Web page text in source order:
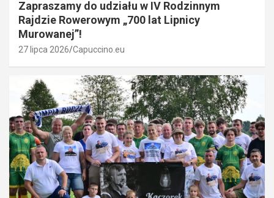
Zapraszamy do udziału w IV Rodzinnym
Rajdzie Rowerowym „700 lat Lipnicy
Murowanej”!
27 lipca 2026 Capuccino.eu